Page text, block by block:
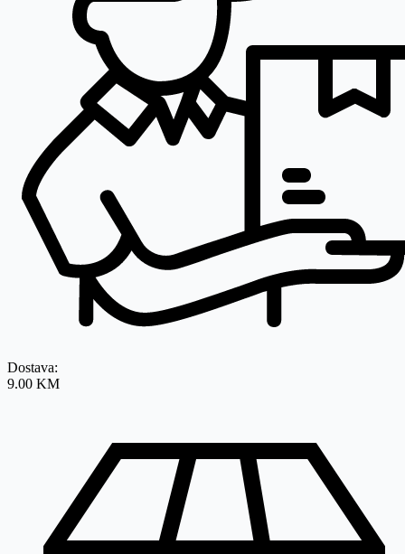
Dostava:
9.00 KM